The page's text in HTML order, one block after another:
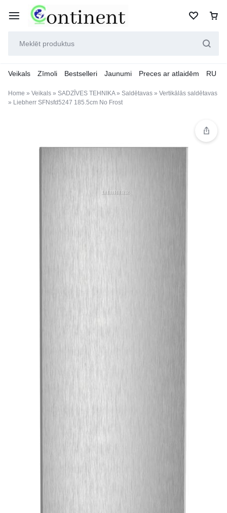
Veikals Zīmoli Bestselleri Jaunumi Preces ar atlaidēm RU
Home » Veikals » SADZĪVES TEHNIKA» Saldētavas » Vertikālās saldētavas
» Liebherr SFNsfd5247 185.5cm No Frost